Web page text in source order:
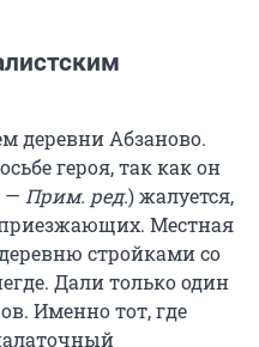
деревни Абзаново.
героя, так как он
— Прим. ред.) жалуется,
Местная
стройками со
Дали только один
Именно тот, где